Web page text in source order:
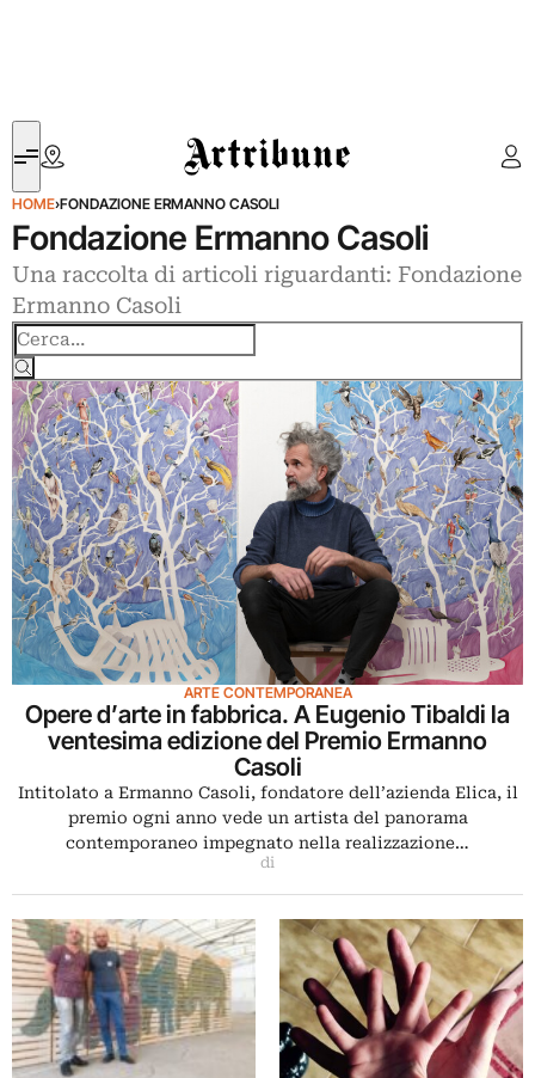
Artribune
HOME›FONDAZIONE ERMANNO CASOLI
Fondazione Ermanno Casoli
Una raccolta di articoli riguardanti: Fondazione
Ermanno Casoli
Cerca
ARTE CONTEMPORANEA
Opere d’arte in fabbrica. A Eugenio Tibaldi la
ventesima edizione del Premio Ermanno
Casoli
Intitolato a Ermanno Casoli, fondatore dell’azienda Elica, il
premio ogni anno vede un artista del panorama
contemporaneo impegnato nella realizzazione…
di